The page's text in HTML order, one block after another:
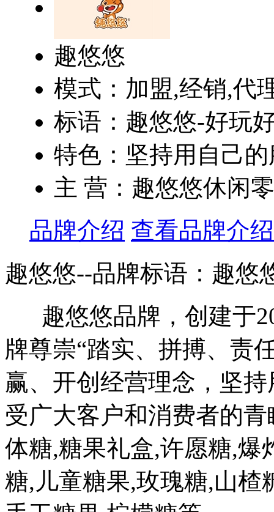
趣悠悠
模式：加盟,经销,代
标语：趣悠悠-好玩
特色：坚持用自己
主 营：趣悠悠休闲
品牌介绍 查看品牌介绍
趣悠悠--品牌标语： 趣悠
趣悠悠品牌，创建于
牌尊崇“踏实、拼搏、责
赢、开创经营理念，坚
受广大客户和消费者的
体糖,糖果礼盒,许愿糖,爆
糖,儿童糖果,玫瑰糖,山楂